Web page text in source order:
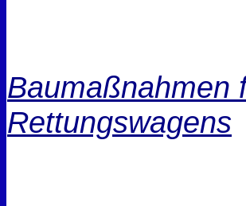
Baumaßnahmen
Rettungswagens